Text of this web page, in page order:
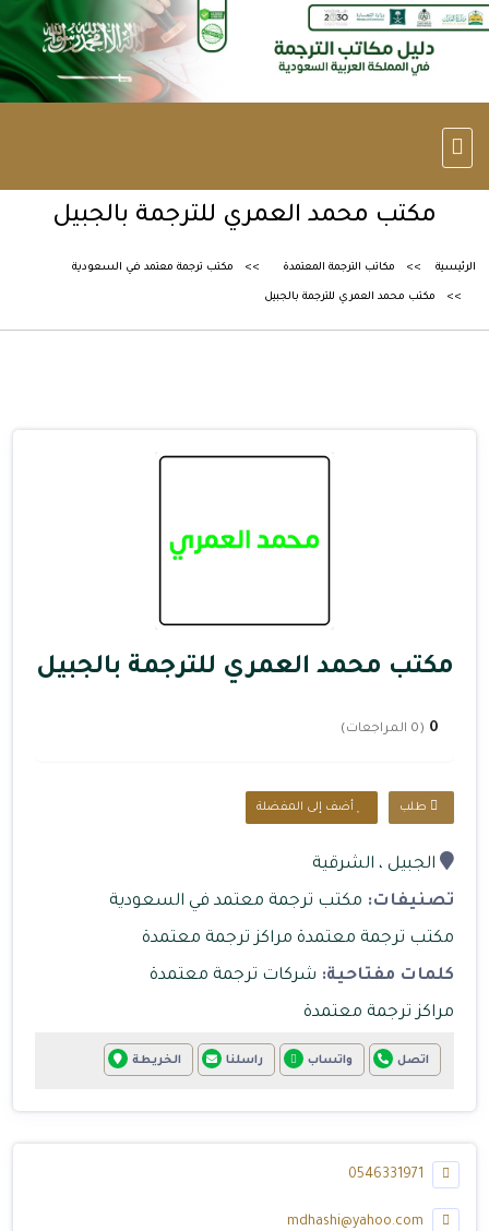
مكتب محمد العمري للترجمة بالجبيل
الرئيسية مكاتب الترجمة المعتمدة مكتب ترجمة معتمد في السعودية
مكتب محمد العمري للترجمة بالجبيل
مكتب محمد العمري للترجمة بالجبيل
0 (0 المراجعات)
طلب أضف إلى المفضلة
الجبيل ، الشرقية
تصنيفات: مكتب ترجمة معتمد في السعودية
مكتب ترجمة معتمدة مراكز ترجمة معتمدة
كلمات مفتاحية: شركات ترجمة معتمدة
مراكز ترجمة معتمدة
اتصل واتساب راسلنا الخريطة
mdhashi@yahoo.com